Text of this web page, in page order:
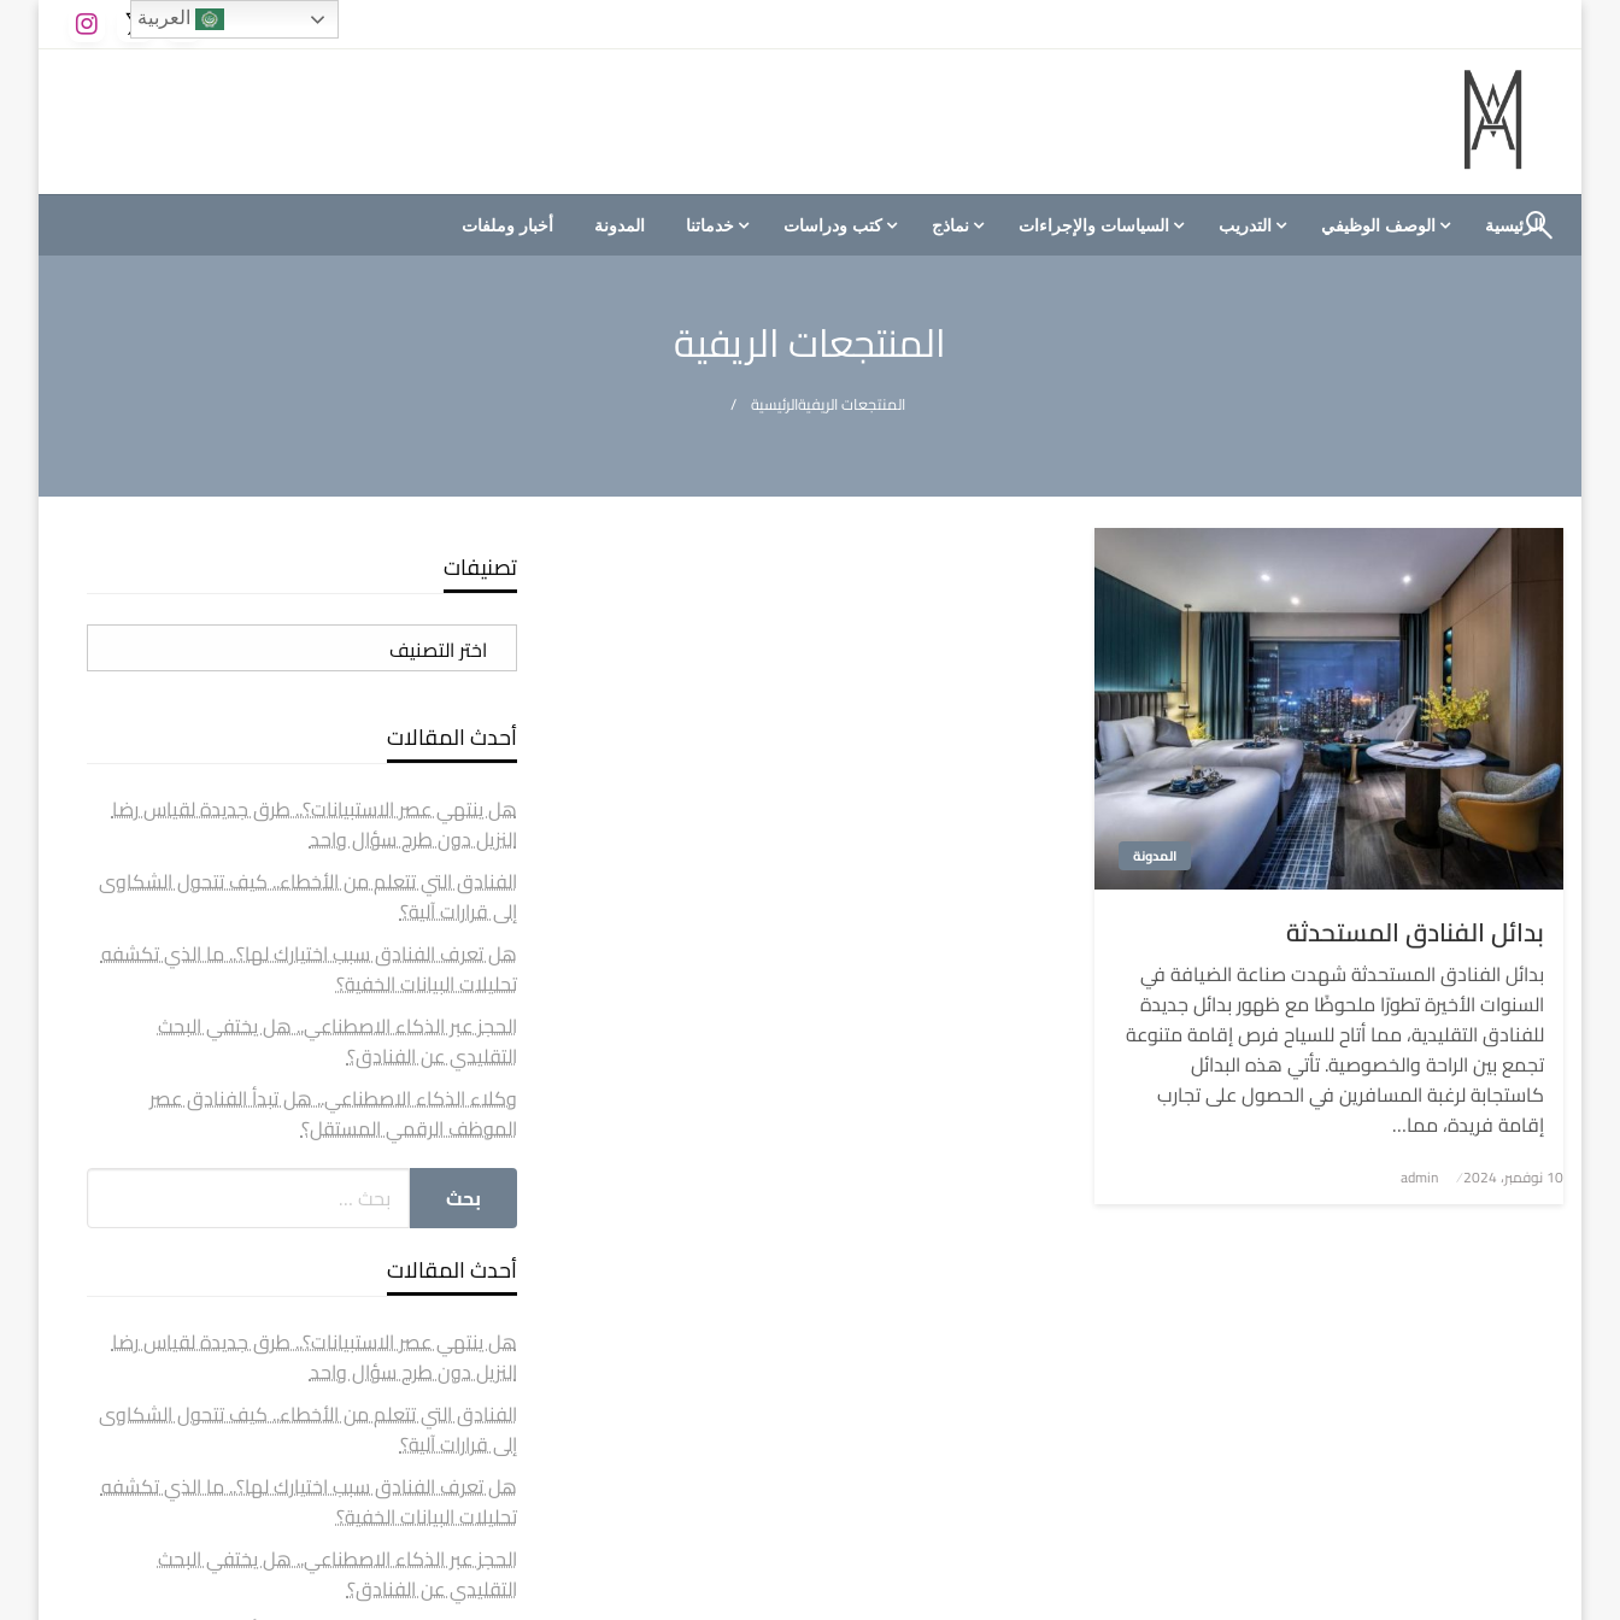
M A hotels | إم ايه هوتيلز
الموقع الأول للعاملين في الفنادق في العالم العربي
الرئيسية الوصف الوظيفي التدريب السياسات والإجراءات نماذج كتب ودراسات خدماتنا المدونة أخبار وملفات
المنتجعات الريفية
الرئيسيةالمنتجعات الريفية
المدونة
بدائل الفنادق المستحدثة
بدائل الفنادق المستحدثة شهدت صناعة الضيافة في
السنوات الأخيرة تطورًا ملحوظًا مع ظهور بدائل جديدة
للفنادق التقليدية، مما أتاح للسياح فرص إقامة متنوعة
تجمع بين الراحة والخصوصية. تأتي هذه البدائل
كاستجابة لرغبة المسافرين في الحصول على تجارب
إقامة فريدة، مما…
نُشر
10 نوفمبر، 2024 admin
تصنيفات
تصنيفات
أحدث المقالات
هل ينتهي عصر الاستبيانات؟.. طرق جديدة لقياس رضا
النزيل دون طرح سؤال واحد
الفنادق التي تتعلم من الأخطاء.. كيف تتحول الشكاوى
إلى قرارات آلية؟
هل تعرف الفنادق سبب اختيارك لها؟.. ما الذي تكشفه
تحليلات البيانات الخفية؟
الحجز عبر الذكاء الاصطناعي.. هل يختفي البحث
التقليدي عن الفنادق؟
وكلاء الذكاء الاصطناعي.. هل تبدأ الفنادق عصر
الموظف الرقمي المستقل؟
أحدث المقالات
هل ينتهي عصر الاستبيانات؟.. طرق جديدة لقياس رضا
النزيل دون طرح سؤال واحد
الفنادق التي تتعلم من الأخطاء.. كيف تتحول الشكاوى
إلى قرارات آلية؟
هل تعرف الفنادق سبب اختيارك لها؟.. ما الذي تكشفه
تحليلات البيانات الخفية؟
الحجز عبر الذكاء الاصطناعي.. هل يختفي البحث
التقليدي عن الفنادق؟
العربية